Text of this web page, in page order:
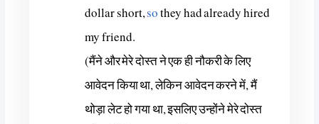
dollar short,sothey had already hired
my friend.
(मैंने और मेरे दोस्त ने एक ही नौकरी के लिए
आवेदन किया था, लेकिन आवेदन करने में, मैं
थोड़ा लेट हो गया था, इसलिए उन्होंने मेरे दोस्त